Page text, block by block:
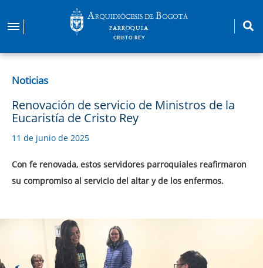
contenido
PARROQUIA
CRISTO REY
Noticias
Renovación de servicio de Ministros de la
Eucaristía de Cristo Rey
11 de junio de 2025
Con fe renovada, estos servidores parroquiales reafirmaron
su compromiso al servicio del altar y de los enfermos.